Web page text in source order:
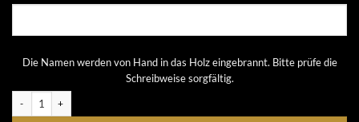
Die Namen werden von Hand in das Holz eingebrannt. Bitte prüfe die
Schreibweise sorgfältig.